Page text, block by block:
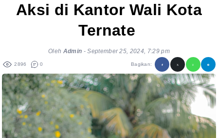
Aksi di Kantor Wali Kota
Ternate
Oleh Admin -September 25, 2024, 7:29 pm
2896 0 Bagikan: